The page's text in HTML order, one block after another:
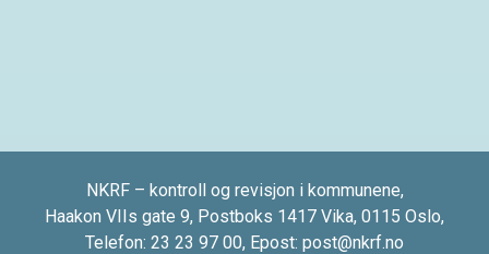
NKRF – kontroll og revisjon i kommunene,
Haakon VIIs gate 9, Postboks 1417 Vika, 0115 Oslo,
Telefon: 23 23 97 00, Epost: post@nkrf.no